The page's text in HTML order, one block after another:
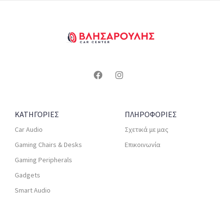
ΚΑΤΗΓΟΡΙΕΣ
Car Audio
Gaming Chairs & Desks
Gaming Peripherals
Gadgets
Smart Audio
ΠΛΗΡΟΦΟΡΙΕΣ
Σχετικά με μας
Επικοινωνία